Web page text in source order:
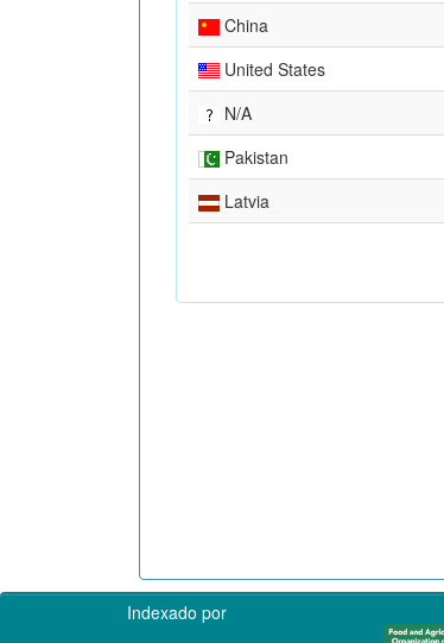
China
United States
N/A
Pakistan
Latvia
Indexado por